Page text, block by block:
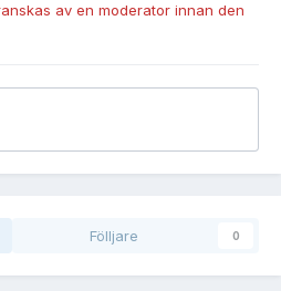
av en moderator innan den
Fölljare 0